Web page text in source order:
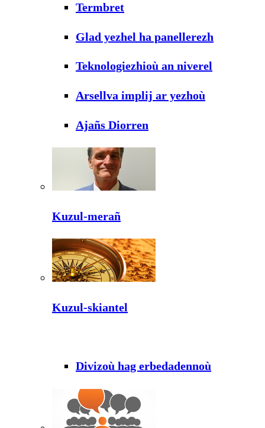
Termbret
Glad yezhel ha panellerezh
Teknologiezhioù an niverel
Arsellva implij ar yezhoù
Ajañs Diorren
Kuzul-merañ
Kuzul-skiantel
Divizoù hag erbedadennoù